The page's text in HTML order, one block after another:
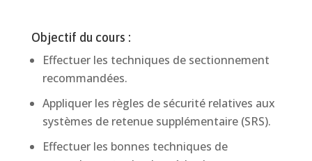
Objectif du cours :
Effectuer les techniques de sectionnement
recommandées.
Appliquer les règles de sécurité relatives aux
systèmes de retenue supplémentaire (SRS).
Effectuer les bonnes techniques de